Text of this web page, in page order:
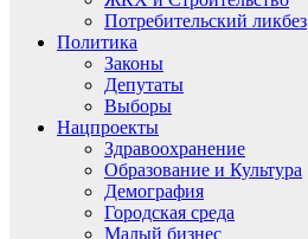
Потребительский ликбез
Политика
Законы
Депутаты
Выборы
Нацпроекты
Здравоохранение
Образование и Культура
Демография
Городская среда
Малый бизнес